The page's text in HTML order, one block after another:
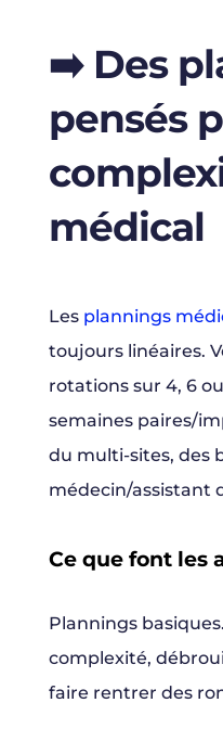
➡️Des
pensés
médical
Les plannings
toujours linéaires.
rotations sur 4, 6
semaines paires/
du multi-sites, des
médecin/assistant
Ce que font les
Plannings
complexité,
faire rentrer des